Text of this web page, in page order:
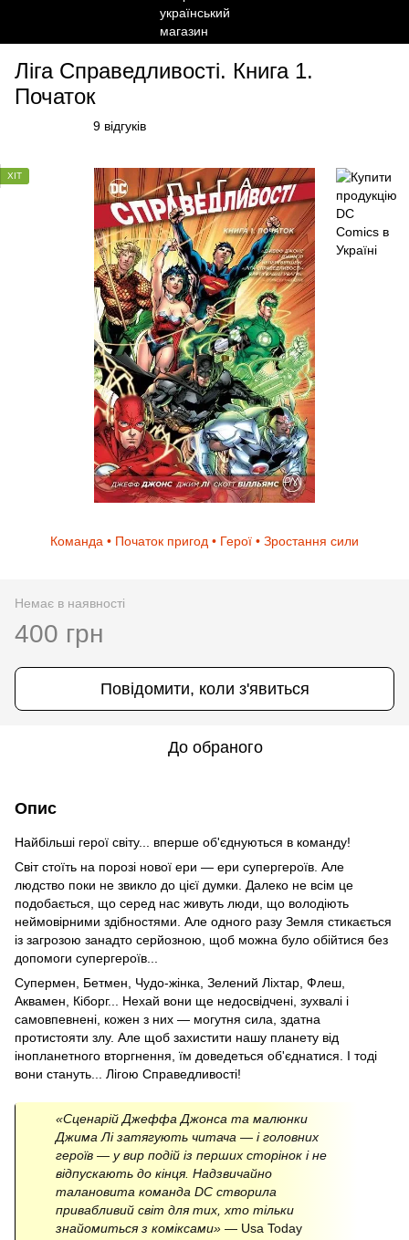
Ліга Справедливості. Книга 1.
Початок
9 відгуків
ХІТ
Команда • Початок пригод • Герої • Зростання сили
Немає в наявності
400 грн
Повідомити, коли з'явиться
До обраного
Опис
Найбільші герої світу... вперше об'єднуються в команду!
Світ стоїть на порозі нової ери — ери супергероїв. Але
людство поки не звикло до цієї думки. Далеко не всім це
подобається, що серед нас живуть люди, що володіють
неймовірними здібностями. Але одного разу Земля стикається
із загрозою занадто серйозною, щоб можна було обійтися без
допомоги супергероїв...
Супермен, Бетмен, Чудо-жінка, Зелений Ліхтар, Флеш,
Аквамен, Кіборг... Нехай вони ще недосвідчені, зухвалі і
самовпевнені, кожен з них — могутня сила, здатна
протистояти злу. Але щоб захистити нашу планету від
інопланетного вторгнення, їм доведеться об'єднатися. І тоді
вони стануть... Лігою Справедливостi!
«Сценарій Джеффа Джонса та малюнки
Джима Лі затягують читача — і головних
героїв — у вир подій із перших сторінок і не
відпускають до кінця. Надзвичайно
талановита команда DC створила
привабливий світ для тих, хто тільки
знайомиться з коміксами» — Usa Today